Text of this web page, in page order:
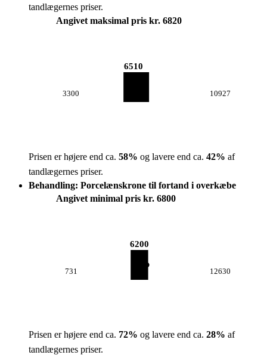
tandlægernes priser.
Angivet maksimal pris kr. 6820
3300
6510
10927
Prisen er højere end ca. 58% og lavere end ca. 42% af
tandlægernes priser.
Behandling: Porcelænskrone til fortand i overkæbe
Angivet minimal pris kr. 6800
731
6200
12630
Prisen er højere end ca. 72% og lavere end ca. 28% af
tandlægernes priser.